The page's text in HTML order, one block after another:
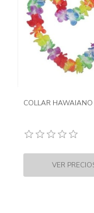
COLLAR HAWAIANO